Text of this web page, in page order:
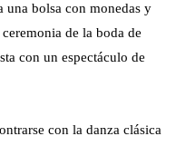
una bolsa con monedas y
de la boda de
con un espectáculo de
con la danza clásica